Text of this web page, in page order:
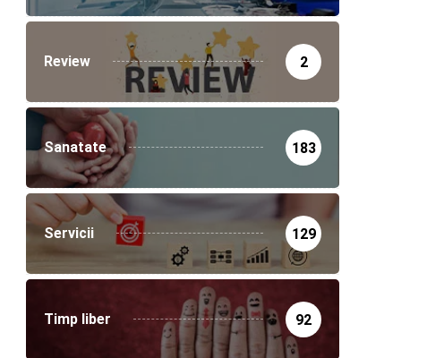
Review 2
Sanatate 183
Servicii 129
Timp liber 92